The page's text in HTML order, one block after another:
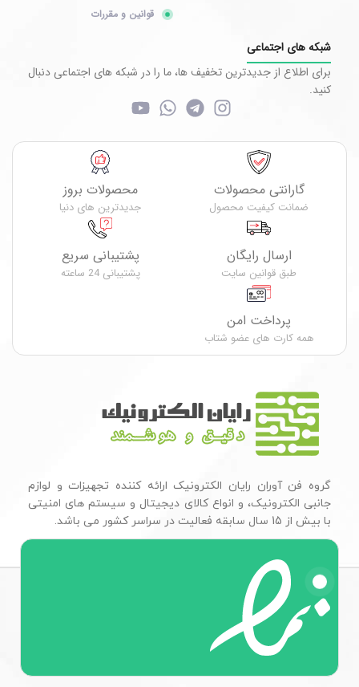
قوانین و مقررات
شبکه های اجتماعی
برای اطلاع از جدیدترین تخفیف ها، ما را در شبکه های اجتماعی دنبال
کنید.
گارانتی محصولات
ضمانت کیفیت محصول
محصولات بروز
جدیدترین های دنیا
ارسال رایگان
طبق قوانین سایت
پشتیبانی سریع
پشتیبانی 24 ساعته
پرداخت امن
همه کارت های عضو شتاب
گروه فن آوران رایان الکترونیک ارائه کننده تجهیزات و لوازم
جانبی الکترونیک، و انواع کالای دیجیتال و سیستم های امنیتی
با بیش از 15 سال سابقه فعالیت در سراسر کشور می باشد.